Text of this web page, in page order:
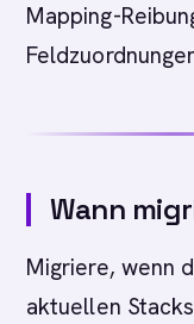
Mapping-
Wann
Migriere, wenn
aktuellen